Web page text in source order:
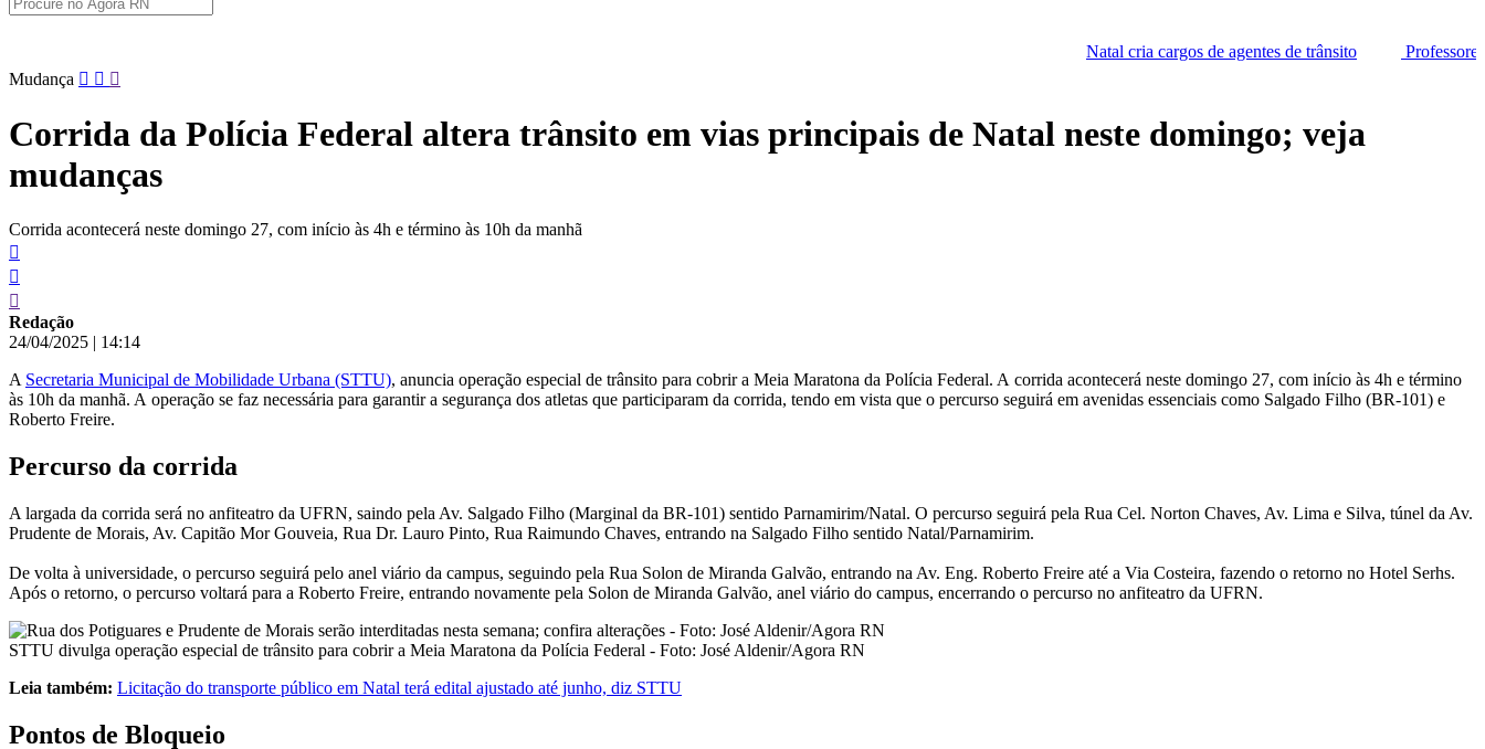
Natal cria cargos de agentes de trânsito
Professores da rede
Pular
conteúdo
Mudança
Corrida da Polícia Federal altera trânsito em vias principais de Natal neste domingo; veja
mudanças
Corrida acontecerá neste domingo 27, com início às 4h e término às 10h da manhã
Redação
24/04/2025 | 14:14
A Secretaria Municipal de Mobilidade Urbana (STTU), anuncia operação especial de trânsito para cobrir a Meia Maratona da Polícia Federal. A corrida acontecerá neste domingo 27, com início às 4h e término
às 10h da manhã. A operação se faz necessária para garantir a segurança dos atletas que participaram da corrida, tendo em vista que o percurso seguirá em avenidas essenciais como Salgado Filho (BR-101) e
Roberto Freire.
Percurso da corrida
A largada da corrida será no anfiteatro da UFRN, saindo pela Av. Salgado Filho (Marginal da BR-101) sentido Parnamirim/Natal. O percurso seguirá pela Rua Cel. Norton Chaves, Av. Lima e Silva, túnel da Av.
Prudente de Morais, Av. Capitão Mor Gouveia, Rua Dr. Lauro Pinto, Rua Raimundo Chaves, entrando na Salgado Filho sentido Natal/Parnamirim.
De volta à universidade, o percurso seguirá pelo anel viário da campus, seguindo pela Rua Solon de Miranda Galvão, entrando na Av. Eng. Roberto Freire até a Via Costeira, fazendo o retorno no Hotel Serhs.
Após o retorno, o percurso voltará para a Roberto Freire, entrando novamente pela Solon de Miranda Galvão, anel viário do campus, encerrando o percurso no anfiteatro da UFRN.
STTU divulga operação especial de trânsito para cobrir a Meia Maratona da Polícia Federal - Foto: José Aldenir/Agora RN
Leia também: Licitação do transporte público em Natal terá edital ajustado até junho, diz STTU
Pontos de Bloqueio